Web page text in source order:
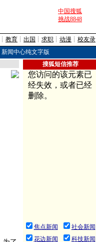
中国搜狐
挑战8848
┊ 教育 ┊ 出国 ┊ 求职 ┊ 动漫 ┊ 校友录
新闻中心纯文字版
搜狐短信推荐
焦点新闻
社会新闻
花边新闻
科技新闻